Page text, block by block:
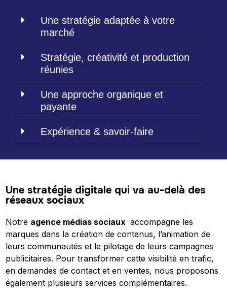
Une stratégie adaptée à votre
marché
Stratégie, créativité et production
réunies
Une approche organique et
payante
Expérience & savoir-faire
Une stratégie digitale qui va au-delà des
réseaux sociaux
Notre agence médias sociaux accompagne les
marques dans la création de contenus, l’animation de
leurs communautés et le pilotage de leurs campagnes
publicitaires. Pour transformer cette visibilité en trafic,
en demandes de contact et en ventes, nous proposons
également plusieurs services complémentaires.